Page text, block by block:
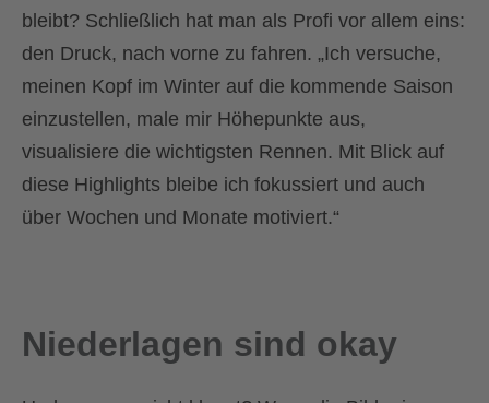
bleibt? Schließlich hat man als Profi vor allem eins:
den Druck, nach vorne zu fahren. „Ich versuche,
meinen Kopf im Winter auf die kommende Saison
einzustellen, male mir Höhepunkte aus,
visualisiere die wichtigsten Rennen. Mit Blick auf
diese Highlights bleibe ich fokussiert und auch
über Wochen und Monate motiviert.“
Niederlagen sind okay